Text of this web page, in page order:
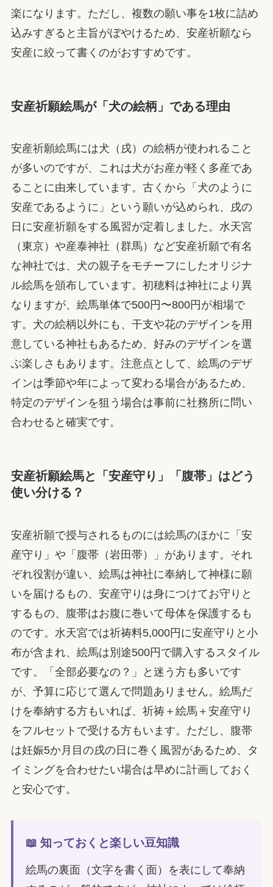
楽になります。ただし、複数の願い事を1枚に詰め
込みすぎると主旨がぼやけるため、安産祈願なら
安産に絞って書くのがおすすめです。
安産祈願絵馬が「犬の絵柄」である理由
安産祈願絵馬には犬（戌）の絵柄が使われること
が多いのですが、これは犬がお産が軽く多産であ
ることに由来しています。古くから「犬のように
安産であるように」という願いが込められ、戌の
日に安産祈願をする風習が定着しました。水天宮
（東京）や産泰神社（群馬）など安産祈願で有名
な神社では、犬の親子をモチーフにしたオリジナ
ル絵馬を頒布しています。初穂料は神社により異
なりますが、絵馬単体で500円〜800円が相場で
す。犬の絵柄以外にも、干支や花のデザインを用
意している神社もあるため、好みのデザインを選
ぶ楽しさもあります。注意点として、絵馬のデザ
インは季節や年によって変わる場合があるため、
特定のデザインを狙う場合は事前に社務所に問い
合わせると確実です。
安産祈願絵馬と「安産守り」「腹帯」はどう
使い分ける？
安産祈願で授与されるものには絵馬のほかに「安
産守り」や「腹帯（岩田帯）」があります。それ
ぞれ役割が違い、絵馬は神社に奉納して神様に願
いを届けるもの、安産守りは身につけてお守りと
するもの、腹帯はお腹に巻いて母体を保護するも
のです。水天宮では祈祷料5,000円に安産守りと小
布が含まれ、絵馬は別途500円で購入するスタイル
です。「全部必要なの？」と迷う方も多いです
が、予算に応じて選んで問題ありません。絵馬だ
けを奉納する方もいれば、祈祷＋絵馬＋安産守り
をフルセットで受ける方もいます。ただし、腹帯
は妊娠5か月目の戌の日に巻く風習があるため、タ
イミングを合わせたい場合は早めに計画しておく
と安心です。
📖 知っておくと楽しい豆知識
絵馬の裏面（文字を書く面）を表にして奉納